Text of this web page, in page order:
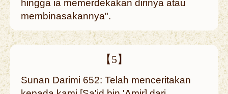
hingga ia memerdekakan dirinya atau
membinasakannya".
【5】
Sunan Darimi 652: Telah menceritakan